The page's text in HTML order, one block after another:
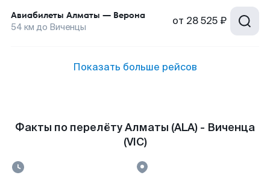
Авиабилеты Алматы — Верона
54 км до Виченцы от 28 525 ₽
Показать больше рейсов
Факты по перелёту Алматы (ALA) - Виченца
(VIC)